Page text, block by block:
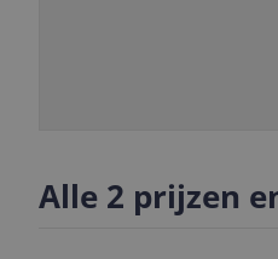
Alle 2 prijzen